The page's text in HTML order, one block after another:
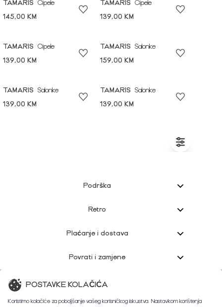
TAMARIS
Cipele
145,00 KM
TAMARIS
Cipele
139,00 KM
TAMARIS
Cipele
139,00 KM
TAMARIS
Salonke
159,00 KM
TAMARIS
Salonke
139,00 KM
TAMARIS
Salonke
139,00 KM
Podrška
Retro
Plaćanje i dostava
Povrati i zamjene
Korisnička podrška
POSTAVKE KOLAČIĆA
Koristimo kolačiće za poboljšanje vašeg korisničkog iskustva. Nastavkom korištenja